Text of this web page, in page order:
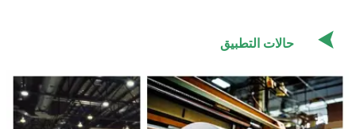
حالات التطبيق 